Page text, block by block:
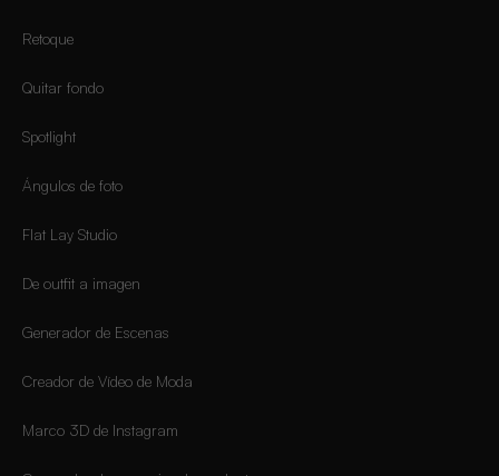
Retoque
Quitar fondo
Spotlight
Ángulos de foto
Flat Lay Studio
De outfit a imagen
Generador de Escenas
Creador de Vídeo de Moda
Marco 3D de Instagram